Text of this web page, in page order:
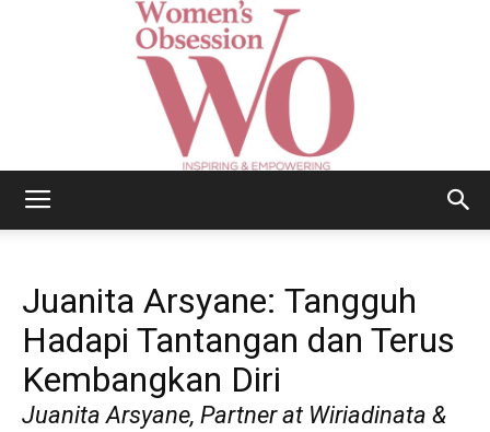
Obsession
|
Juanita Arsyane: Tangguh
Hadapi Tantangan dan Terus
Kembangkan Diri
Juanita Arsyane, Partner at Wiriadinata &